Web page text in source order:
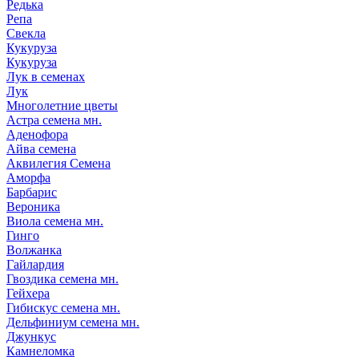
Редька
Репа
Свекла
Кукуруза
Кукуруза
Лук в семенах
Лук
Многолетние цветы
Астра семена мн.
Аденофора
Айва семена
Аквилегия Семена
Аморфа
Барбарис
Вероника
Виола семена мн.
Гинго
Волжанка
Гайлардия
Гвоздика семена мн.
Гейхера
Гибискус семена мн.
Дельфиниум семена мн.
Джункус
Камнеломка